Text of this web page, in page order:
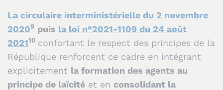
La circulaire interministérielle du 2 novembre
20209 puis la loi n°2021-1109 du 24 août
202110 confortant le respect des principes de la
République renforcent ce cadre en intégrant
explicitement la formation des agents au
principe de laïcité et en consolidant la